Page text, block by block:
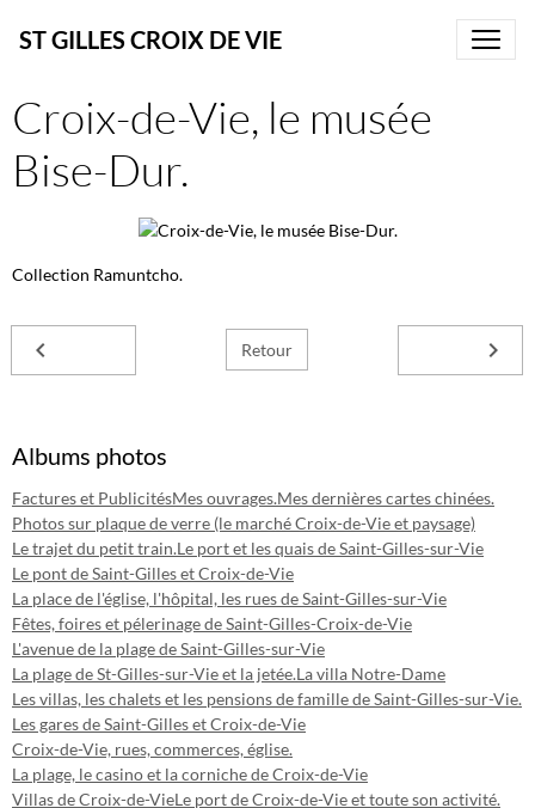
ST GILLES CROIX DE VIE
Croix-de-Vie, le musée
Bise-Dur.
Collection Ramuntcho.
Retour
Albums photos
Factures et PublicitésMes ouvrages.Mes dernières cartes chinées.
Photos sur plaque de verre (le marché Croix-de-Vie et paysage)
Le trajet du petit train.Le port et les quais de Saint-Gilles-sur-Vie
Le pont de Saint-Gilles et Croix-de-Vie
La place de l'église, l'hôpital, les rues de Saint-Gilles-sur-Vie
Fêtes, foires et pélerinage de Saint-Gilles-Croix-de-Vie
L'avenue de la plage de Saint-Gilles-sur-Vie
La plage de St-Gilles-sur-Vie et la jetée.La villa Notre-Dame
Les villas, les chalets et les pensions de famille de Saint-Gilles-sur-Vie.
Les gares de Saint-Gilles et Croix-de-Vie
Croix-de-Vie, rues, commerces, église.
La plage, le casino et la corniche de Croix-de-Vie
Villas de Croix-de-VieLe port de Croix-de-Vie et toute son activité.